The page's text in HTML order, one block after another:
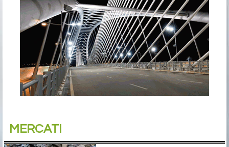
MERCATI